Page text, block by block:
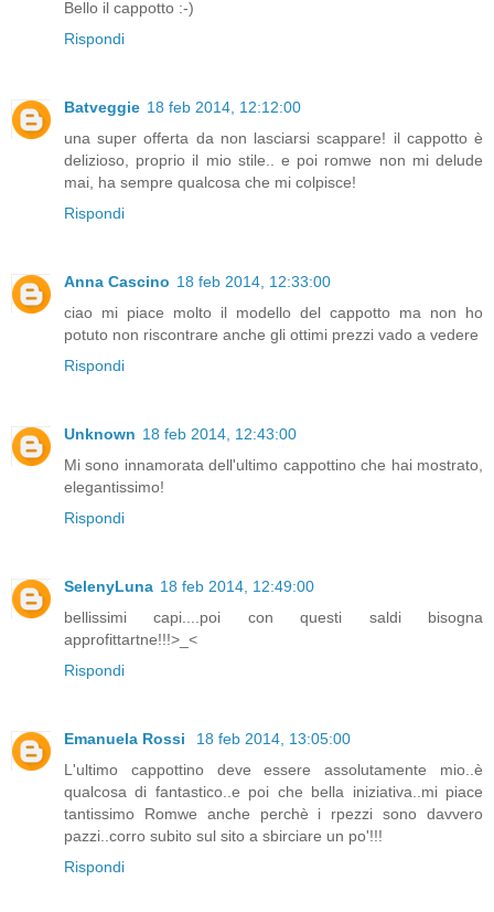
Bello il cappotto :-)
Rispondi
Batveggie 18 feb 2014, 12:12:00
una super offerta da non lasciarsi scappare! il cappotto è
delizioso, proprio il mio stile.. e poi romwe non mi delude
mai, ha sempre qualcosa che mi colpisce!
Rispondi
Anna Cascino 18 feb 2014, 12:33:00
ciao mi piace molto il modello del cappotto ma non ho
potuto non riscontrare anche gli ottimi prezzi vado a vedere
Rispondi
Unknown 18 feb 2014, 12:43:00
Mi sono innamorata dell'ultimo cappottino che hai mostrato,
elegantissimo!
Rispondi
SelenyLuna 18 feb 2014, 12:49:00
bellissimi capi....poi con questi saldi bisogna
approfittartne!!!>_<
Rispondi
Emanuela Rossi
18 feb 2014, 13:05:00
L'ultimo cappottino deve essere assolutamente mio..è
qualcosa di fantastico..e poi che bella iniziativa..mi piace
tantissimo Romwe anche perchè i rpezzi sono davvero
pazzi..corro subito sul sito a sbirciare un po'!!!
Rispondi